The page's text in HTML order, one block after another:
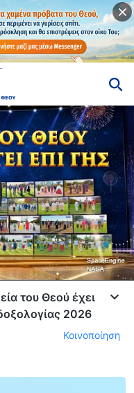
του Θεού έχει
2026
Κοινοποίηση